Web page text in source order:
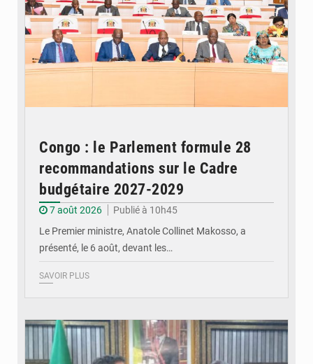
Congo : le Parlement formule 28
recommandations sur le Cadre
budgétaire 2027-2029
7 août 2026
Publié à 10h45
Le Premier ministre, Anatole Collinet Makosso, a
présenté, le 6 août, devant les…
SAVOIR PLUS